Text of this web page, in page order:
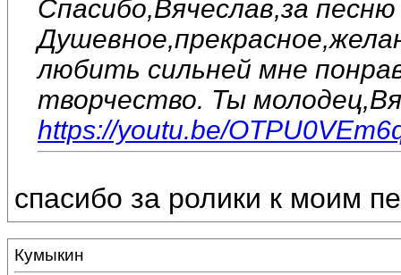
Спасибо,Вячеслав,за песню
любить сильней мне
творчество. Ты
https://youtu.be/
спасибо за ролики к моим
Кумыкин